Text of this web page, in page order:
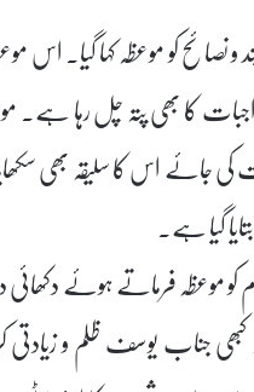
کو موعظہ کہا گیا۔ اس
کا بھی پتہ چل رہا ہے۔
جائے اس کا سلیقہ بھی
گیا ہے۔
کو موعظہ فرماتے ہوئے
کبھی جناب یوسف ظلم و